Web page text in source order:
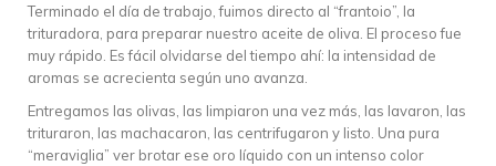
Terminado el día de trabajo, fuimos directo al “frantoio”, la
trituradora, para preparar nuestro aceite de oliva. El proceso fue
muy rápido. Es fácil olvidarse del tiempo ahí: la intensidad de
aromas se acrecienta según uno avanza.
Entregamos las olivas, las limpiaron una vez más, las lavaron, las
trituraron, las machacaron, las centrifugaron y listo. Una pura
“meraviglia” ver brotar ese oro líquido con un intenso color